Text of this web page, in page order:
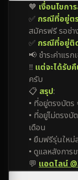
🧡 เงื่อนไขกา
✅ กรณีที่อยู่ต
สมัครฟรี รอช่า
✅ กรณีที่อยู่ติ
📢 ชำระค่าแรก
‼️ แต่จะได้รับ
ครับ
📋 สรุป:
• ที่อยู่ตรงบัตร
• ที่อยู่ไม่ตรงบั
เดือน
• ยืมฟรีรุ่นใหม่
• ดูแลหลังการ
💬 แอดไลน์